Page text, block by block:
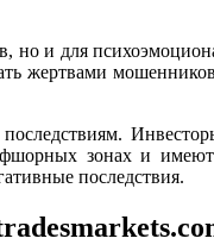
и для
жертвами
зонах и
последствия.